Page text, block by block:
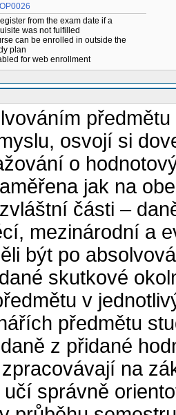
from the exam date if a
was not fulfilled
can be enrolled in outside the
plan
for web enrollment
osvojí si
o
jak na
části –
mezinárodní a
být po
skutkové
v
předmětu
z přidané
na
správně